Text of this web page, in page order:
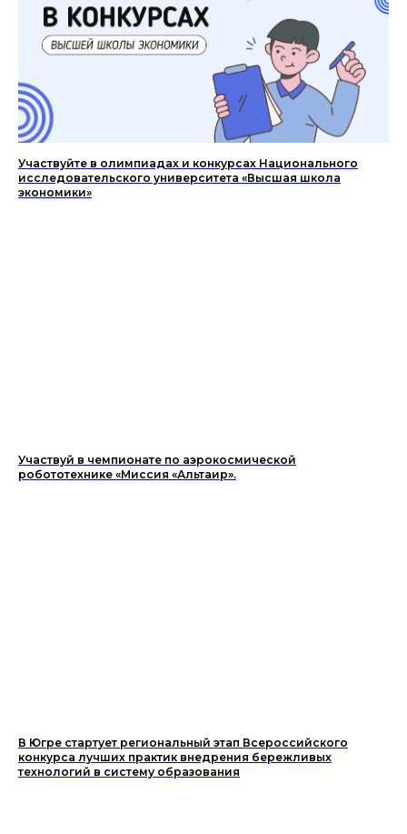
Участвуйте в олимпиадах и конкурсах Национального
исследовательского университета «Высшая школа
экономики»
Участвуй в чемпионате по аэрокосмической
робототехнике «Миссия «Альтаир».
В Югре стартует региональный этап Всероссийского
конкурса лучших практик внедрения бережливых
технологий в систему образования